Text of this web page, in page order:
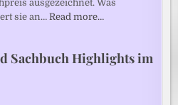
ausgezeichnet. Was
sie an…Read more…
Sachbuch Highlights im